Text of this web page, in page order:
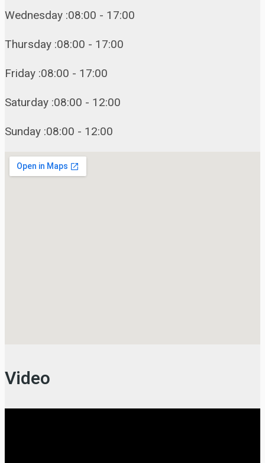
Wednesday :08:00 - 17:00
Thursday :08:00 - 17:00
Friday :08:00 - 17:00
Saturday :08:00 - 12:00
Sunday :08:00 - 12:00
Video